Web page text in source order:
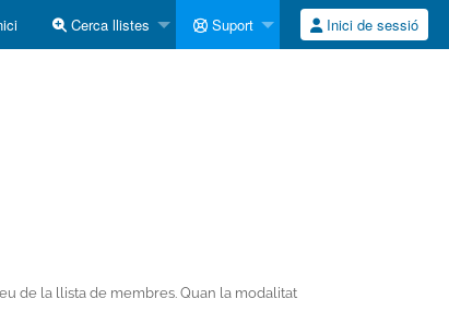
Cerca llistes Suport Inici de sessió
de la llista de membres. Quan la modalitat